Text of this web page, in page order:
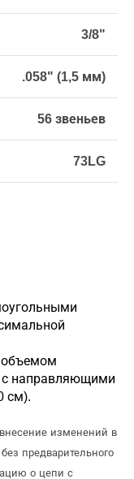
3/8"
.058" (1,5 мм)
56 звеньев
73LG
объемом
с направляющими
см).
изменений в
предварительного
о цепи с